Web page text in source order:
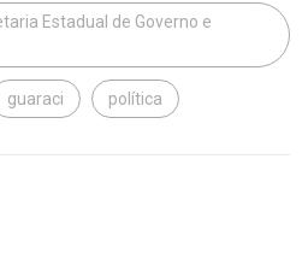
Estadual de Governo e
guaraci política